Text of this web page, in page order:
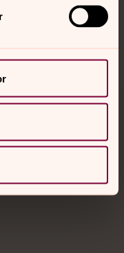
chatta anonymt